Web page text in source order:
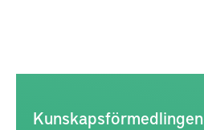
Kunskapsförmedlingen